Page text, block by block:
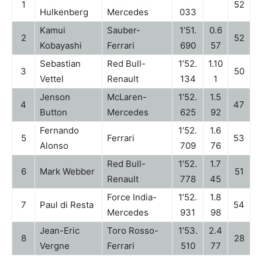
1
Hulkenberg
Mercedes
033
52
2
Kamui
Kobayashi
Sauber-
Ferrari
1’51.
690
0.6
57
52
3
Sebastian
Vettel
Red Bull-
Renault
1’52.
134
1.10
1
50
4
Jenson
Button
McLaren-
Mercedes
1’52.
625
1.5
92
47
5
Fernando
Alonso
Ferrari
1’52.
709
1.6
76
53
6 Mark Webber
Red Bull-
Renault
1’52.
778
1.7
45
51
7 Paul di Resta
Force India-
Mercedes
1’52.
931
1.8
98
54
8
Jean-Eric
Vergne
Toro Rosso-
Ferrari
1’53.
510
2.4
77
28